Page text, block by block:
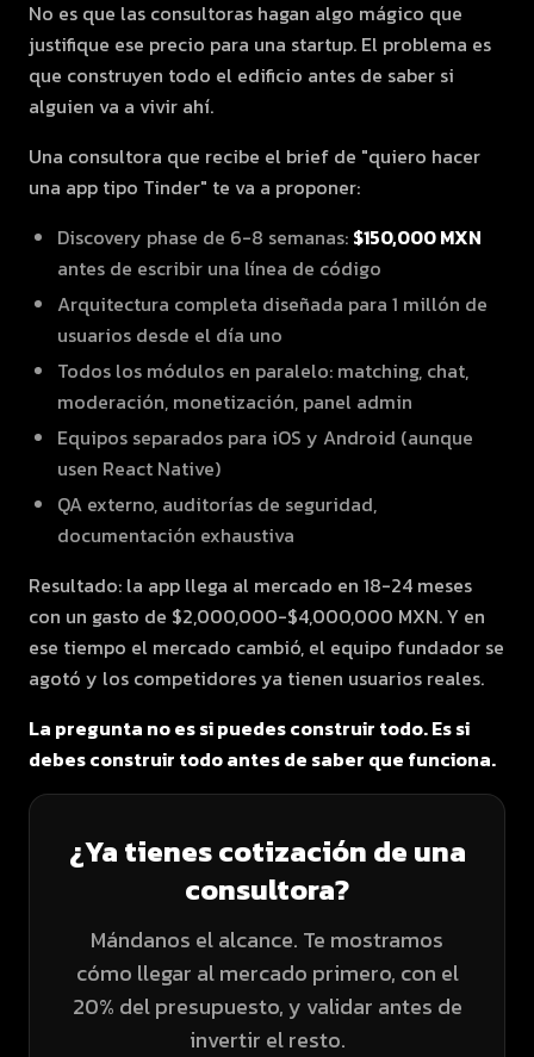
No es que las consultoras hagan algo mágico que
justifique ese precio para una startup. El problema es
que construyen todo el edificio antes de saber si
alguien va a vivir ahí.
Una consultora que recibe el brief de "quiero hacer
una app tipo Tinder" te va a proponer:
Discovery phase de 6-8 semanas: $150,000 MXN
antes de escribir una línea de código
Arquitectura completa diseñada para 1 millón de
usuarios desde el día uno
Todos los módulos en paralelo: matching, chat,
moderación, monetización, panel admin
Equipos separados para iOS y Android (aunque
usen React Native)
QA externo, auditorías de seguridad,
documentación exhaustiva
Resultado: la app llega al mercado en 18-24 meses
con un gasto de $2,000,000-$4,000,000 MXN. Y en
ese tiempo el mercado cambió, el equipo fundador se
agotó y los competidores ya tienen usuarios reales.
La pregunta no es si puedes construir todo. Es si
debes construir todo antes de saber que funciona.
¿Ya tienes cotización de una
consultora?
Mándanos el alcance. Te mostramos
cómo llegar al mercado primero, con el
20% del presupuesto, y validar antes de
invertir el resto.